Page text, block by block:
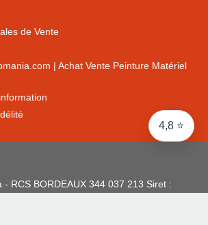
4,8 ⭐
de Vente
| Achat Vente Peinture Matériel
RCS BORDEAUX 344 037 213 Siret :